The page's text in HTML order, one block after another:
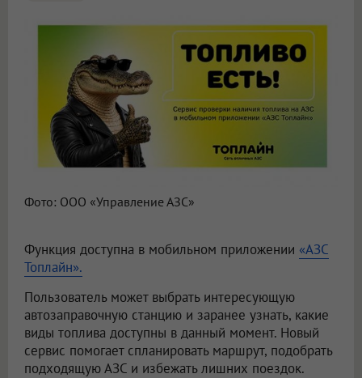
Фото: ООО «Управление АЗС»
Функция доступна в мобильном приложении «АЗС
Топлайн».
Пользователь может выбрать интересующую
автозаправочную станцию и заранее узнать, какие
виды топлива доступны в данный момент. Новый
сервис помогает спланировать маршрут, подобрать
подходящую АЗС и избежать лишних поездок.